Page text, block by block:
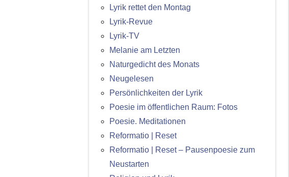
Lyrik rettet den Montag
Lyrik-Revue
Lyrik-TV
Melanie am Letzten
Naturgedicht des Monats
Neugelesen
Persönlichkeiten der Lyrik
Poesie im öffentlichen Raum: Fotos
Poesie. Meditationen
Reformatio | Reset
Reformatio | Reset – Pausenpoesie zum
Neustarten